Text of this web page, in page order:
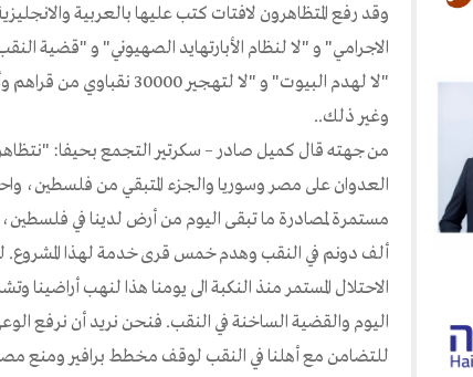
وقد رفع المتظاهرون لافتات كتب عليها بالعربية
الاجرامي" و "لا لنظام الأبارتهايد الصهيوني" و "قضية
"لا لهدم البيوت" و "لا
وغير ذلك..
العدوان على مصر وسوريا والجزء المتبقي من فلسطين،
ألف دونم في النقب وهدم خمس قرى خدمة لهذا المشروع.
الاحتلال المستمر منذ النكبة الى يومنا هذا لنهب
اليوم والقضية الساخنة في النقب. فنحن نريد أن نرفع
للتضامن مع أهلنا في النقب لوقف مخطط برافير ومنع